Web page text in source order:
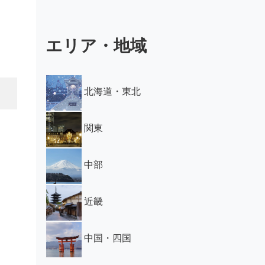
エリア・地域
北海道・東北
関東
中部
近畿
中国・四国